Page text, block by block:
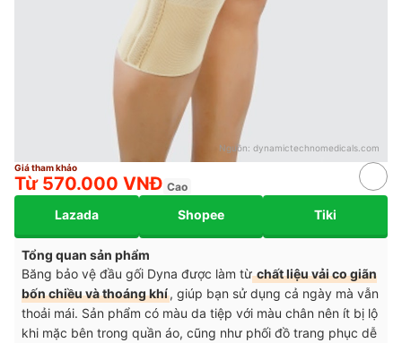
Nguồn: dynamictechnomedicals.com
Giá tham khảo
Từ 570.000 VNĐ Cao
Lazada Shopee Tiki
Tổng quan sản phẩm
Băng bảo vệ đầu gối Dyna được làm từchất liệu vải co giãn
bốn chiều và thoáng khí, giúp bạn sử dụng cả ngày mà vẫn
thoải mái. Sản phẩm có màu da tiệp với màu chân nên ít bị lộ
khi mặc bên trong quần áo, cũng như phối đồ trang phục dễ